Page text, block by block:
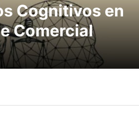
Cognitivos en
Comercial